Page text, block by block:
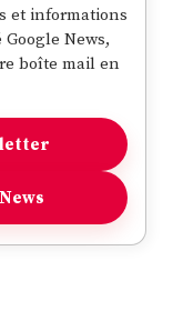
et informations
News,
boîte mail en